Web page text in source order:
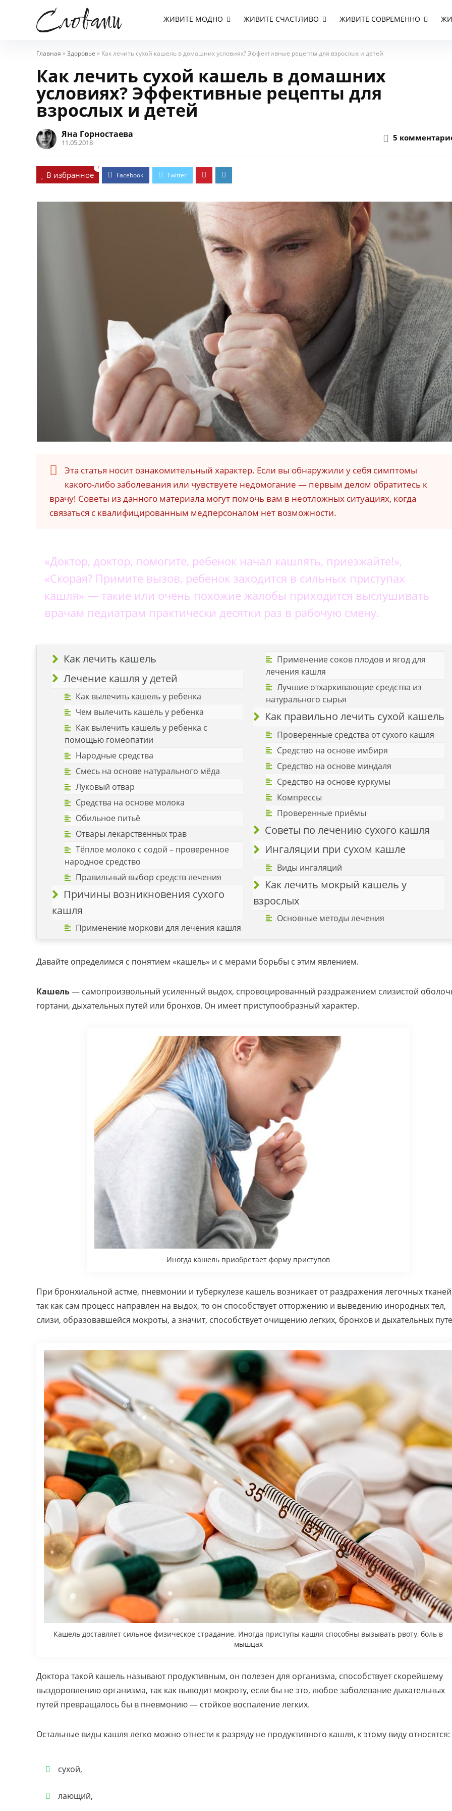
ЖИВИТЕ МОДНО ЖИВИТЕ СЧАСТЛИВО ЖИВИТЕ СОВРЕМЕННО
Главная »Здоровье » Как лечить сухой кашель в домашних условиях? Эффективные рецепты для взрослых и детей
Как лечить сухой кашель в домашних
условиях? Эффективные рецепты для
взрослых и детей
Яна Горностаева
11.05.2018 5
В избранное
7
Эта статья носит ознакомительный характер. Если вы обнаружили у себя симптомы
какого-либо заболевания или чувствуете недомогание — первым делом обратитесь к
врачу! Советы из данного материала могут помочь вам в неотложных ситуациях, когда
связаться с квалифицированным медперсоналом нет возможности.
«Доктор, доктор, помогите, ребенок начал кашлять, приезжайте!»,
«Скорая? Примите вызов, ребенок заходится в сильных приступах
кашля» — такие или очень похожие жалобы приходится выслушивать
врачам педиатрам практически десятки раз в рабочую смену.
Как лечить кашель
Лечение кашля у детей
Как вылечить кашель у ребенка
Чем вылечить кашель у ребенка
Как вылечить кашель у ребенка с
помощью гомеопатии
Народные средства
Смесь на основе натурального мёда
Луковый отвар
Средства на основе молока
Обильное питьё
Отвары лекарственных трав
Тёплое молоко с содой – проверенное
народное средство
Правильный выбор средств лечения
Причины возникновения сухого
кашля
Применение моркови для лечения кашля
Применение соков плодов и ягод для
лечения кашля
Лучшие отхаркивающие средства из
натурального сырья
Как правильно лечить сухой кашель
Проверенные средства от сухого кашля
Средство на основе имбиря
Средство на основе миндаля
Средство на основе куркумы
Компрессы
Проверенные приёмы
Советы по лечению сухого кашля
Ингаляции при сухом кашле
Виды ингаляций
Как лечить мокрый кашель у
взрослых
Основные методы лечения
Давайте определимся с понятием «кашель» и с мерами борьбы с этим явлением.
Кашель— самопроизвольный усиленный выдох, спровоцированный раздражением слизистой
гортани, дыхательных путей или бронхов. Он имеет приступообразный характер.
Иногда кашель приобретает форму приступов
При бронхиальной астме, пневмонии и туберкулезе кашель возникает от раздражения легочных
так как сам процесс направлен на выдох, то он способствует отторжению и выведению инородных тел,
слизи, образовавшейся мокроты, а значит, способствует очищению легких, бронхов и дыхательных
Кашель доставляет сильное физическое страдание. Иногда приступы кашля способны вызывать рвоту, боль в
мышцах
Доктора такой кашель называют продуктивным, он полезен для организма, способствует скорейшему
выздоровлению организма, так как выводит мокроту, если бы не это, любое заболевание дыхательных
путей превращалось бы в пневмонию — стойкое воспаление легких.
Остальные виды кашля легко можно отнести к разряду не продуктивного кашля, к этому виду относятся:
сухой,
лающий,